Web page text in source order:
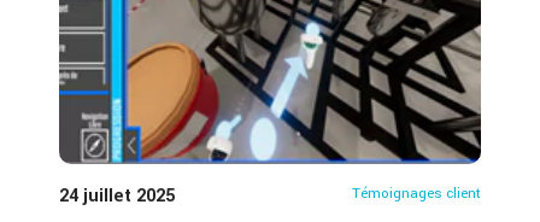
24 juillet 2025 Témoignages client